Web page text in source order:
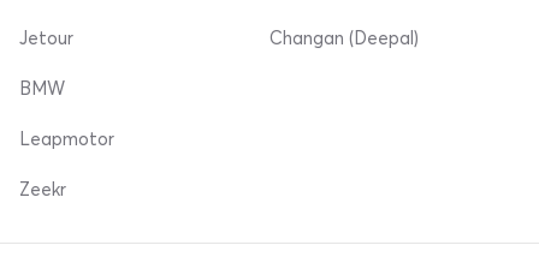
Jetour Changan (Deepal)
BMW
Leapmotor
Zeekr